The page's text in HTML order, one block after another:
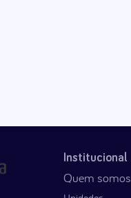
Institucional
Quem somos